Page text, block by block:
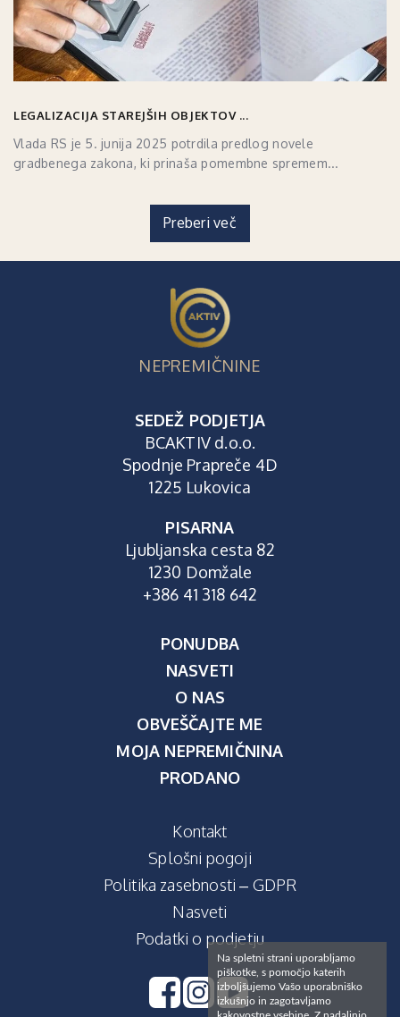
LEGALIZACIJA STAREJŠIH OBJEKTOV ...
Vlada RS je 5. junija 2025 potrdila predlog novele
gradbenega zakona, ki prinaša pomembne spremem...
Preberi več
NEPREMIČNINE
SEDEŽ PODJETJA
BCAKTIV d.o.o.
Spodnje Prapreče 4D
1225 Lukovica
PISARNA
Ljubljanska cesta 82
1230 Domžale
+386 41 318 642
PONUDBA
NASVETI
O NAS
OBVEŠČAJTE ME
MOJA NEPREMIČNINA
PRODANO
Kontakt
Splošni pogoji
Politika zasebnosti – GDPR
Nasveti
Podatki o podjetju
Na spletni strani uporabljamo
piškotke, s pomočjo katerih
izboljšujemo Vašo uporabniško
izkušnjo in zagotavljamo